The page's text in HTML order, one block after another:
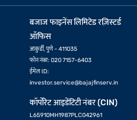
बजाज फाइनेंस लिमिटेड रज़िस्टर्ड
ऑफिस
आकुर्डी, पुणे - 411035
फोन नंबर: 020 7157-6403
ईमेल ID:
investor.service@bajajfinserv.in
कॉर्पोरेट आइडेंटिटी नंबर (CIN)
L65910MH1987PLC042961